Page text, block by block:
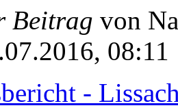
Beitrag von
08:11
-